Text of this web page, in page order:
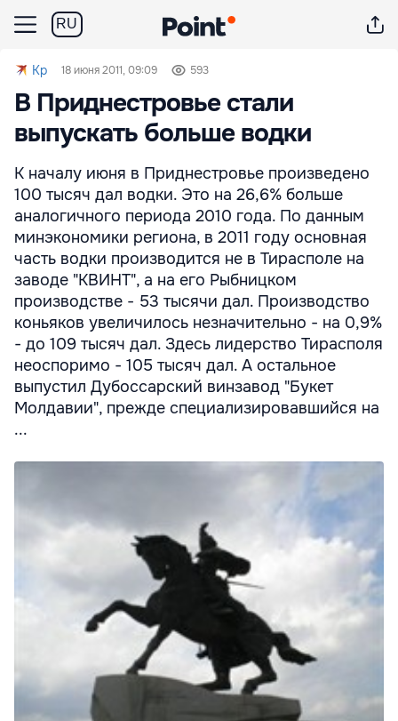
RU
Kp 18 июня 2011, 09:09 593
В Приднестровье стали
выпускать больше водки
К началу июня в Приднестровье произведено
100 тысяч дал водки. Это на 26,6% больше
аналогичного периода 2010 года. По данным
минэкономики региона, в 2011 году основная
часть водки производится не в Тирасполе на
заводе "КВИНТ", а на его Рыбницком
производстве - 53 тысячи дал. Производство
коньяков увеличилось незначительно - на 0,9%
- до 109 тысяч дал. Здесь лидерство Тирасполя
неоспоримо - 105 тысяч дал. А остальное
выпустил Дубоссарский винзавод "Букет
Молдавии", прежде специализировавшийся на
...